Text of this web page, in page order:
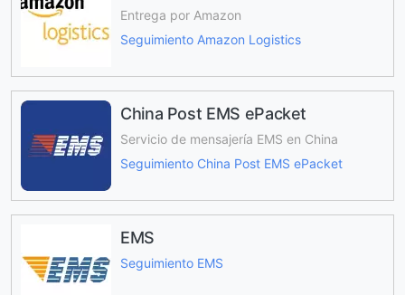
Entrega por Amazon
Seguimiento Amazon Logistics
China Post EMS ePacket
Servicio de mensajería EMS en China
Seguimiento China Post EMS ePacket
EMS
Seguimiento EMS